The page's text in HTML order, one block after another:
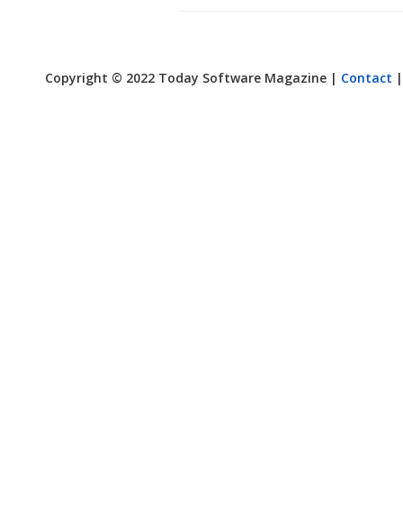
Copyright © 2022 Today Software Magazine | Contact